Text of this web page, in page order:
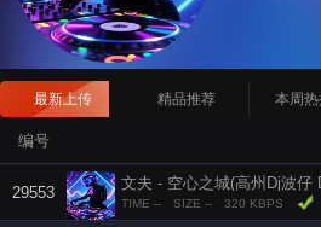
最新上传 精品推荐 本周
编号
29553
文夫 - 空心之城(高州Dj波仔
TIME -- SIZE -- 320 KBPS